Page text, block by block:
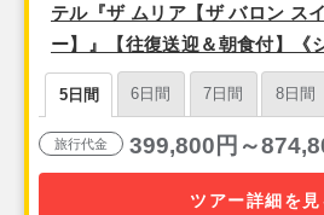
テル『ザ ムリア【ザ バロン ス
ー】』【往復送迎＆朝食付】《
ジネスクラス利用/セントレア発
5日間 6日間 7日間 8日間
旅行代金 399,800円～
ツアー詳細を見